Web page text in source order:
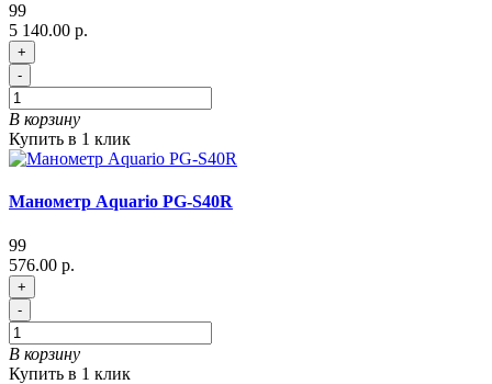
99
5 140.00 р.
+
-
В корзину
Купить в 1 клик
Манометр Aquario PG-S40R
99
576.00 р.
+
-
В корзину
Купить в 1 клик